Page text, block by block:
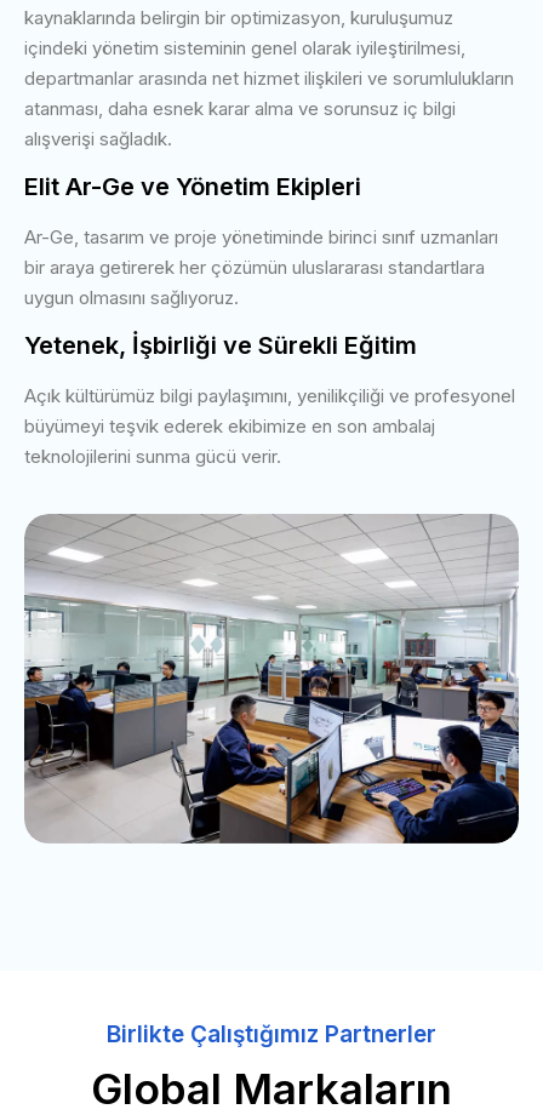
kaynaklarında belirgin bir optimizasyon, kuruluşumuz
içindeki yönetim sisteminin genel olarak iyileştirilmesi,
departmanlar arasında net hizmet ilişkileri ve sorumlulukların
atanması, daha esnek karar alma ve sorunsuz iç bilgi
alışverişi sağladık.
Elit Ar-Ge ve Yönetim Ekipleri
Ar-Ge, tasarım ve proje yönetiminde birinci sınıf uzmanları
bir araya getirerek her çözümün uluslararası standartlara
uygun olmasını sağlıyoruz.
Yetenek, İşbirliği ve Sürekli Eğitim
Açık kültürümüz bilgi paylaşımını, yenilikçiliği ve profesyonel
büyümeyi teşvik ederek ekibimize en son ambalaj
teknolojilerini sunma gücü verir.
Birlikte Çalıştığımız Partnerler
Global Markaların